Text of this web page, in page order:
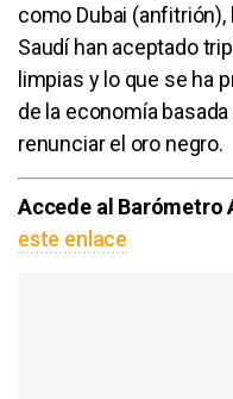
como Dubai (anfitrión),
Saudí han aceptado
limpias y lo que se ha
de la economía
renunciar el oro negro.
Accede al Barómetro
este enlace